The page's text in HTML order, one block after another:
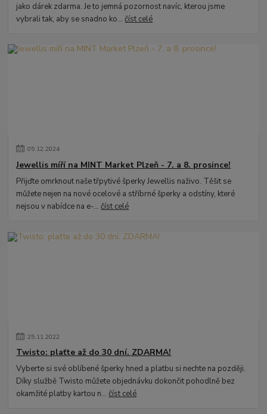
jako dárek zdarma. Je to jemná pozornost navíc, kterou jsme
vybrali tak, aby se snadno ko...číst celé
05.12.2024
Jewellis míří na MINT Market Plzeň - 7. a 8. prosince!
Přijďte omrknout naše třpytivé šperky Jewellis naživo. Těšit se
můžete nejen na nové ocelové a stříbrné šperky a odstíny, které
nejsou v nabídce na e-...číst celé
25.11.2022
Twisto: plaťte až do 30 dní. ZDARMA!
Vyberte si své oblíbené šperky hned a platbu si nechte na později.
Díky službě Twisto můžete objednávku dokončit pohodlně bez
okamžité platby kartou n...číst celé